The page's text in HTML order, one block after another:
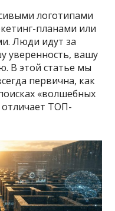
логотипами
планами или
Люди идут за
уверенность, вашу
В этой статье мы
первична, как
«волшебных
отличает ТОП-